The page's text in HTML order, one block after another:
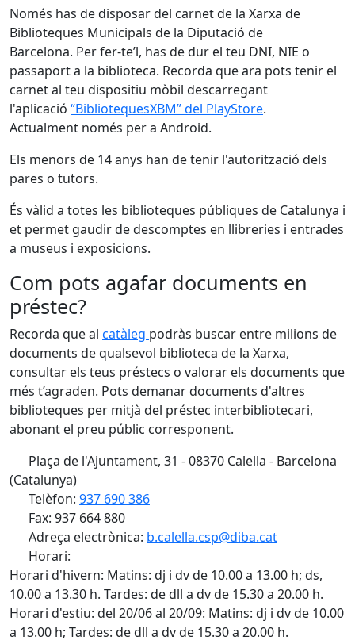
Només has de disposar del carnet de la Xarxa de
Biblioteques Municipals de la Diputació de
Barcelona. Per fer-te’l, has de dur el teu DNI, NIE o
passaport a la biblioteca. Recorda que ara pots tenir el
carnet al teu dispositiu mòbil descarregant
l'aplicació “BibliotequesXBM” del PlayStore.
Actualment només per a Android.
Els menors de 14 anys han de tenir l'autorització dels
pares o tutors.
És vàlid a totes les biblioteques públiques de Catalunya i
et permet gaudir de descomptes en llibreries i entrades
a museus i exposicions.
Com pots agafar documents en
préstec?
Recorda que al catàleg podràs buscar entre milions de
documents de qualsevol biblioteca de la Xarxa,
consultar els teus préstecs o valorar els documents que
més t’agraden. Pots demanar documents d'altres
biblioteques per mitjà del préstec interbibliotecari,
abonant el preu públic corresponent.
Plaça de l'Ajuntament, 31 - 08370 Calella - Barcelona
(Catalunya)
Telèfon: 937 690 386
Fax: 937 664 880
Adreça electrònica: b.calella.csp@diba.cat
Horari:
Horari d'hivern: Matins: dj i dv de 10.00 a 13.00 h; ds,
10.00 a 13.30 h. Tardes: de dll a dv de 15.30 a 20.00 h.
Horari d'estiu: del 20/06 al 20/09: Matins: dj i dv de 10.00
a 13.00 h; Tardes: de dll a dv de 15.30 a 20.00 h.